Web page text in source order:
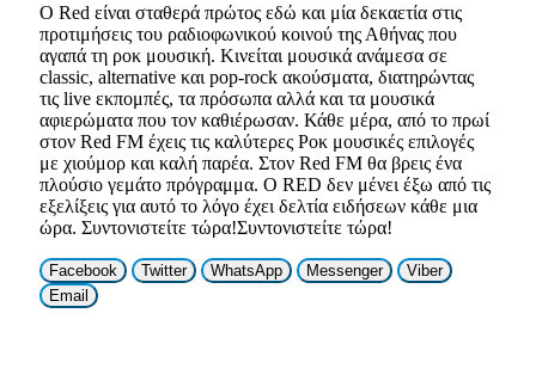
Ο Red είναι σταθερά πρώτος εδώ και μία δεκαετία στις
προτιμήσεις του ραδιοφωνικού κοινού της Αθήνας που
αγαπά τη ροκ μουσική. Κινείται μουσικά ανάμεσα σε
classic, alternative και pop-rock ακούσματα, διατηρώντας
τις live εκπομπές, τα πρόσωπα αλλά και τα μουσικά
αφιερώματα που τον καθιέρωσαν. Κάθε μέρα, από το πρωί
στον Red FM έχεις τις καλύτερες Ροκ μουσικές επιλογές
με χιούμορ και καλή παρέα. Στον Red FM θα βρεις ένα
πλούσιο γεμάτο πρόγραμμα. O RED δεν μένει έξω από τις
εξελίξεις για αυτό το λόγο έχει δελτία ειδήσεων κάθε μια
ώρα. Συντονιστείτε τώρα!Συντονιστείτε τώρα!
Facebook Twitter WhatsApp Messenger
Viber
Email